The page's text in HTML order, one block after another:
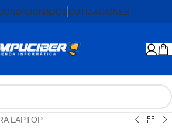
COTIZACIONES
LAPTOP